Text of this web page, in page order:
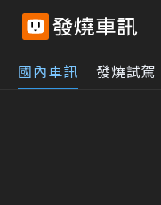
國內車訊 發燒試駕